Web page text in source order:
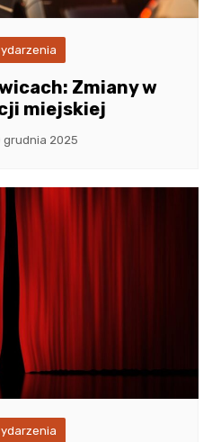
Zmiany w
miejskiej
grudnia 2025